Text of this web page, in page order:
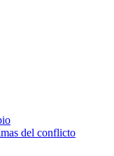
del conflicto